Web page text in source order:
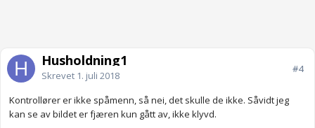
Husholdning1
Skrevet 1. juli 2018
#4
Kontrollører er ikke spåmenn, så nei, det skulle de ikke. Såvidt jeg
kan se av bildet er fjæren kun gått av, ikke klyvd.